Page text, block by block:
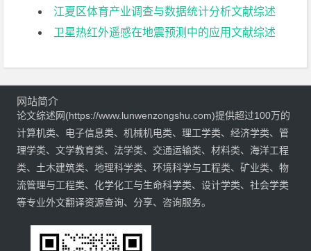
江夏区体育产业调查与数据统计分析文献综述
卫星热红外遥感在地震预测中的应用文献综述
网站简介
论文综述网(https://www.lunwenzongshu.com)提供超过100万的
计算机类、电子信息类、机械机电类、理工学类、经济学类、管
理学类、文学教育类、法学类、交通运输类、材料类、海洋工程
类、土木建筑类、地理科学类、环境科学与工程类、矿业类、物
流管理与工程类、化学化工与生命科学类、设计学类、社会学类
等专业外文翻译资源查询、分享、咨询服务。